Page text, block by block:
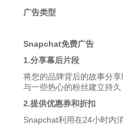
广告类型
Snapchat免费广告
1.分享幕后片段
将您的品牌背后的故事分
与一些热心的粉丝建立持久
2.提供优惠券和折扣
Snapchat利用在24小时内